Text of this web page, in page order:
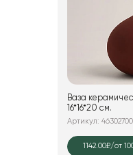
Ваза
16*16*20 см.
Артикул:
1142.00₽/от